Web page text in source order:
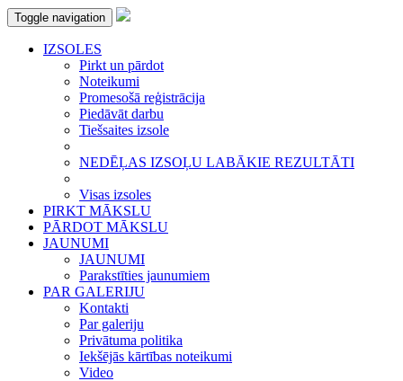
Toggle navigation
IZSOLES
Pirkt un pārdot
Noteikumi
Promesošā reģistrācija
Piedāvāt darbu
Tiešsaites izsole
NEDĒĻAS IZSOĻU LABĀKIE REZULTĀTI
Visas izsoles
PIRKT MĀKSLU
PĀRDOT MĀKSLU
JAUNUMI
JAUNUMI
Parakstīties jaunumiem
PAR GALERIJU
Kontakti
Par galeriju
Privātuma politika
Iekšējās kārtības noteikumi
Video